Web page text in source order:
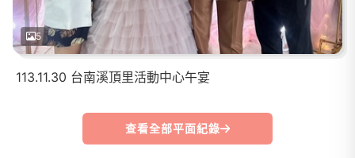
5
113.11.30 台南溪頂里活動中心午宴
查看全部平面紀錄